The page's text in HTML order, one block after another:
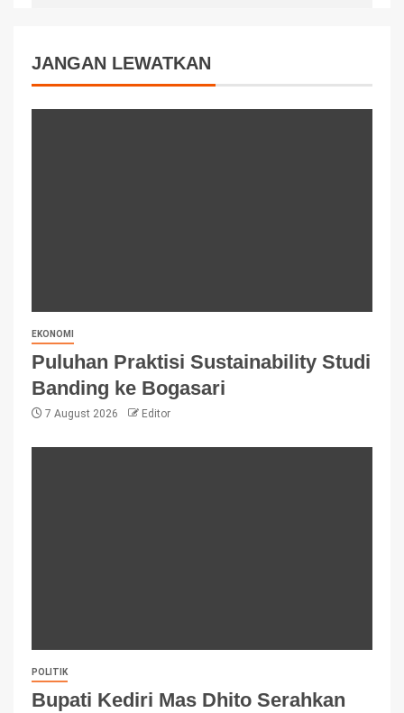
JANGAN LEWATKAN
EKONOMI
Puluhan Praktisi Sustainability Studi
Banding ke Bogasari
7 August 2026 Editor
POLITIK
Bupati Kediri Mas Dhito Serahkan